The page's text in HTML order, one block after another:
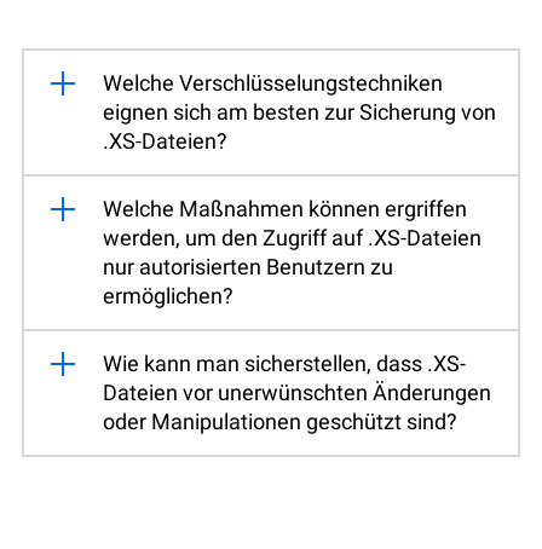
Welche Verschlüsselungstechniken
eignen sich am besten zur Sicherung von
.XS-Dateien?
Welche Maßnahmen können ergriffen
werden, um den Zugriff auf .XS-Dateien
nur autorisierten Benutzern zu
ermöglichen?
Wie kann man sicherstellen, dass .XS-
Dateien vor unerwünschten Änderungen
oder Manipulationen geschützt sind?